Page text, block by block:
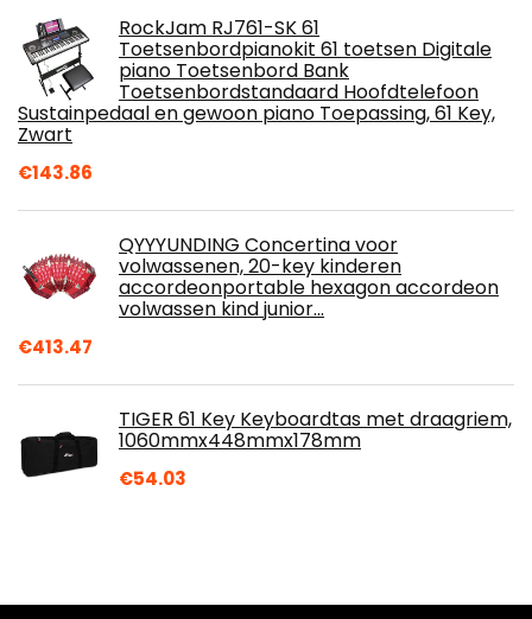
RockJam RJ761-SK 61
Toetsenbordpianokit 61 toetsen Digitale
piano Toetsenbord Bank
Toetsenbordstandaard Hoofdtelefoon
Sustainpedaal en gewoon piano Toepassing, 61 Key,
Zwart
€143.86
QYYYUNDING Concertina voor
volwassenen, 20-key kinderen
accordeonportable hexagon accordeon
volwassen kind junior…
€413.47
TIGER 61 Key Keyboardtas met draagriem,
1060mmx448mmx178mm
€54.03